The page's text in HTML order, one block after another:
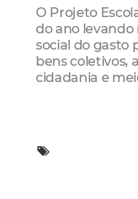
O Projeto
do ano levando
social do gasto
bens coletivos,
cidadania e